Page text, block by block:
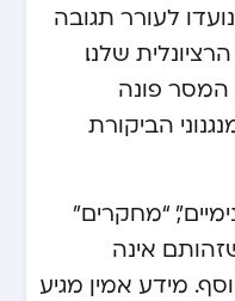
לעורר תגובה
שלנו.
פונה
הביקורת
“מחקרים”
אינה
מידע אמין מגיע